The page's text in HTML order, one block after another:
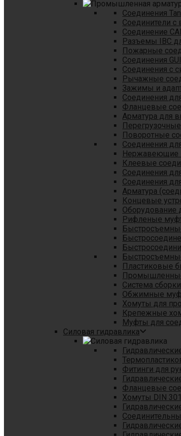
Соединения
Соединители с
Соединение
Разъемы IBC
Пожарные
Соединения
Соединения с
Рычажные
Зажимы и
Соединения
Фланцевые
Арматура для
Поворотные
Соединения
Нержавеющие
Клеевые
Соединения
Cоединения
Арматура
Концевые
Оборудование
Рифленые
Пластиковые
Система
Обжимные
Хомуты для
Крепежные
Муфты для
Силовая гидравлика
Фитинги для
Фланцевые
Хомуты DIN